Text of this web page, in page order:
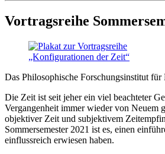
Vortragsreihe
Das Philosophische Forschungsinstitut
Die Zeit ist seit jeher ein viel beachteter
Vergangenheit immer wieder von Neuem
objektiver Zeit und subjektivem
Sommersemester 2021 ist es, einen
einflussreich erwiesen haben.